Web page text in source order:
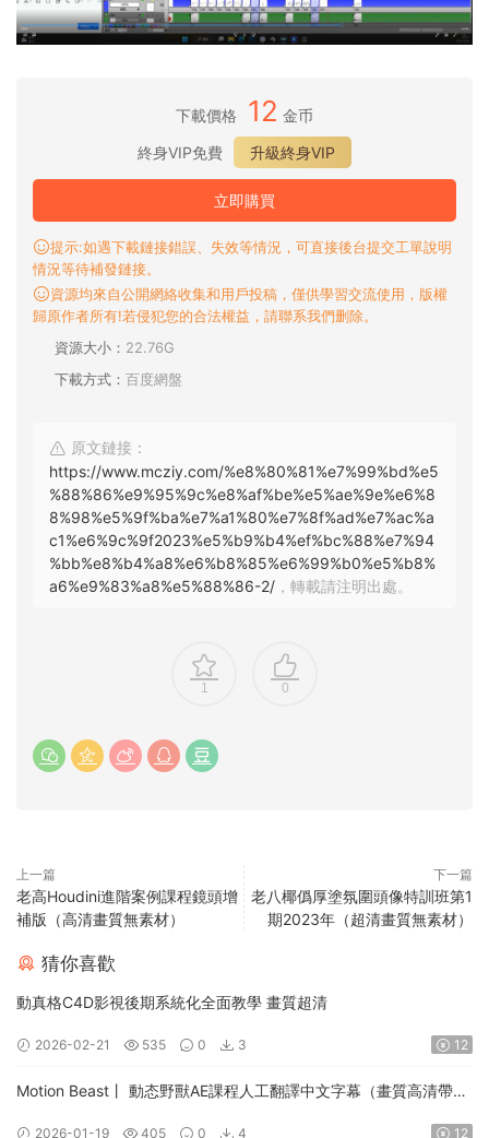
下載價格 12 金币
終身VIP免費
升級終身VIP
立即購買
提示:如遇下載鏈接錯誤、失效等情況，可直接後台提交工單說明
情況等待補發鏈接。
資源均來自公開網絡收集和用戶投稿，僅供學習交流使用，版權
歸原作者所有!若侵犯您的合法權益，請聯系我們删除。
資源大小： 22.76G
下載方式： 百度網盤
原文鏈接：
https://www.mcziy.com/%e8%80%81%e7%99%bd%e5
%88%86%e9%95%9c%e8%af%be%e5%ae%9e%e6%8
8%98%e5%9f%ba%e7%a1%80%e7%8f%ad%e7%ac%a
c1%e6%9c%9f2023%e5%b9%b4%ef%bc%88%e7%94
%bb%e8%b4%a8%e6%b8%85%e6%99%b0%e5%b8%
a6%e9%83%a8%e5%88%86-2/ ，轉載請注明出處。
1 0
上一篇
老高Houdini進階案例課程鏡頭增
補版（高清畫質無素材）
下一篇
老八椰僞厚塗氛圍頭像特訓班第1
期2023年（超清畫質無素材）
猜你喜歡
動真格C4D影視後期系統化全面教學 畫質超清
2026-02-21 535 0 3 12
Motion Beast丨 動态野獸AE課程人工翻譯中文字幕（畫質高清帶素
2026-01-19 405 0 4 12